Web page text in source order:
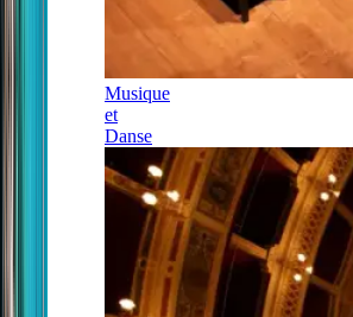
Musique
et
Danse